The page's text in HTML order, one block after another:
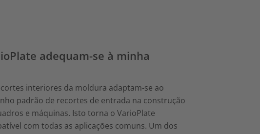
adequam-se à minha
interiores da moldura adaptam-se ao
padrão de recortes de entrada na construção
e máquinas. Isto torna o VarioPlate
com todas as aplicações comuns. Um dos